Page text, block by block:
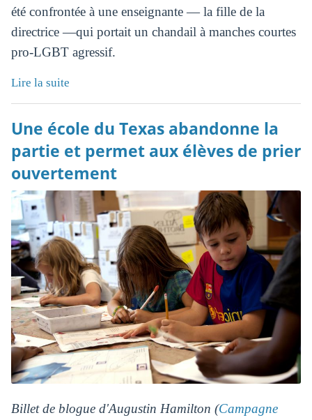
été confrontée à une enseignante — la fille de la
directrice —qui portait un chandail à manches courtes
pro-LGBT agressif.
Lire la suite
Une école du Texas abandonne la
partie et permet aux élèves de prier
ouvertement
Billet de blogue d'Augustin Hamilton (Campagne